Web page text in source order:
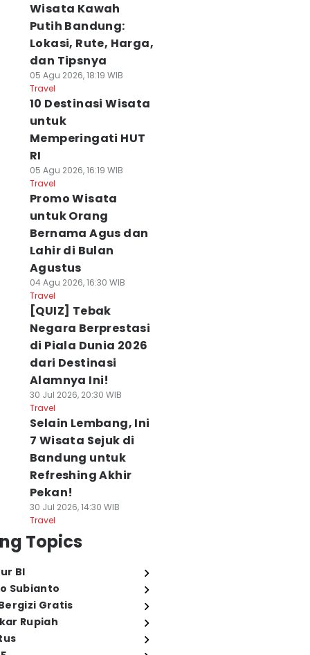
Wisata Kawah
Putih Bandung:
Lokasi, Rute, Harga,
dan Tipsnya
05 Agu 2026, 18:19 WIB
Travel
10 Destinasi Wisata
untuk
Memperingati HUT
RI
05 Agu 2026, 16:19 WIB
Travel
Promo Wisata
untuk Orang
Bernama Agus dan
Lahir di Bulan
Agustus
04 Agu 2026, 16:30 WIB
Travel
[QUIZ] Tebak
Negara Berprestasi
di Piala Dunia 2026
dari Destinasi
Alamnya Ini!
30 Jul 2026, 20:30 WIB
Travel
Selain Lembang, Ini
7 Wisata Sejuk di
Bandung untuk
Refreshing Akhir
Pekan!
30 Jul 2026, 14:30 WIB
Travel
Topics
BI
Subianto
Gratis
Rupiah